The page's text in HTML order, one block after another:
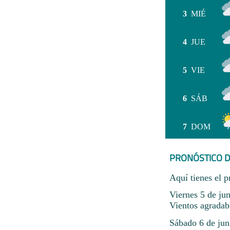
3 MIÉ
4 JUE
5 VIE
6 SÁB
7 DOM
PRONÓSTICO
Aquí tienes el
Viernes 5 de
Vientos
Sábado 6 de